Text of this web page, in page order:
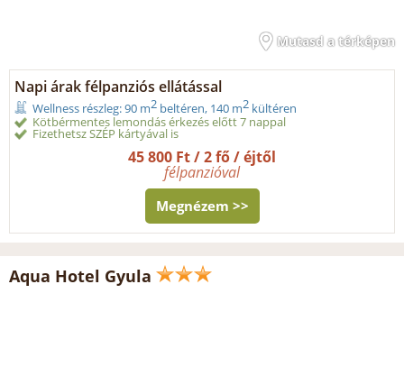
Mutasd a térképen
Napi árak félpanziós ellátással
Wellness részleg: 90 m2 beltéren, 140 m2 kültéren
Kötbérmentes lemondás érkezés előtt 7 nappal
Fizethetsz SZÉP kártyával is
45 800 Ft / 2 fő / éjtől
félpanzióval
Megnézem >>
Aqua Hotel Gyula